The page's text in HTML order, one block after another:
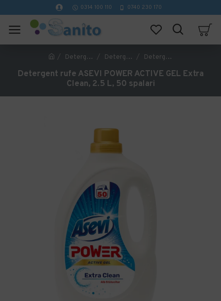
0314 100 110 0740 230 170
Detergenti profesionali curatenie Detergent Profesional Rufe si Tesaturi Detergent rufe ASEVI POWER ACTIVE GEL Extra Clean, 2.5 L, 50 spalari
Detergent rufe ASEVI POWER ACTIVE GEL Extra
Clean, 2.5 L, 50 spalari